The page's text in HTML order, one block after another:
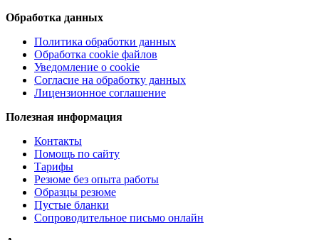
Обработка данных
Политика обработки данных
Обработка cookie файлов
Уведомление о cookie
Согласие на обработку данных
Лицензионное соглашение
Полезная информация
Контакты
Помощь по сайту
Тарифы
Резюме без опыта работы
Образцы резюме
Пустые бланки
Сопроводительное письмо онлайн